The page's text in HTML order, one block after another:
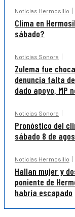
Noticias Hermosillo
Clima en
sábado?
Noticias Sonora
Zulema fue
denuncia falta
dado apoyo, MP
Noticias Sonora
Pronóstico del
sábado 8 de
Noticias Hermosillo
Hallan mujer y
poniente de
habría escapado